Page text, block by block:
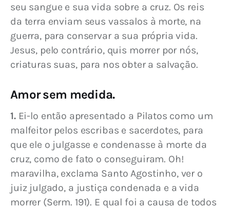
seu sangue e sua vida sobre a cruz. Os reis
da terra enviam seus vassalos à morte, na
guerra, para conservar a sua própria vida.
Jesus, pelo contrário, quis morrer por nós,
criaturas suas, para nos obter a salvação.
Amor sem medida.
1. Ei-lo então apresentado a Pilatos como um
malfeitor pelos escribas e sacerdotes, para
que ele o julgasse e condenasse à morte da
cruz, como de fato o conseguiram. Oh!
maravilha, exclama Santo Agostinho, ver o
juiz julgado, a justiça condenada e a vida
morrer (Serm. 191). E qual foi a causa de todos